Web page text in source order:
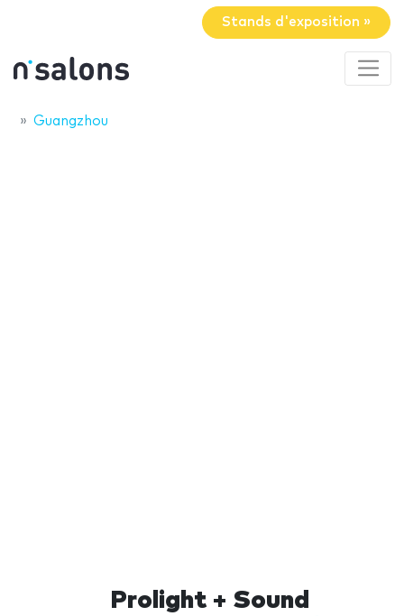
Stands d'exposition »
Guangzhou
Prolight + Sound